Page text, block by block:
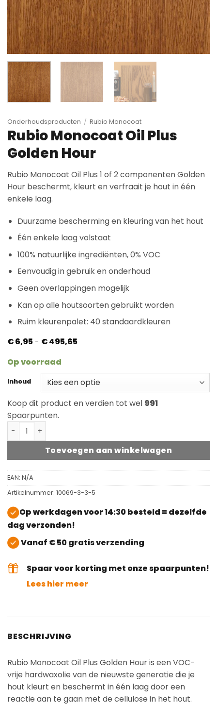
Onderhoudsproducten / Rubio Monocoat
Rubio Monocoat Oil Plus
Golden Hour
Rubio Monocoat Oil Plus 1 of 2 componenten Golden
Hour beschermt, kleurt en verfraait je hout in één
enkele laag.
Duurzame bescherming en kleuring van het hout
Één enkele laag volstaat
100% natuurlijke ingrediënten, 0% VOC
Eenvoudig in gebruik en onderhoud
Geen overlappingen mogelijk
Kan op alle houtsoorten gebruikt worden
Ruim kleurenpalet: 40 standaardkleuren
€6,95 - €495,65Prijsklasse:
Op voorraad
Inhoud
Koop dit product en verdien tot wel 991
Spaarpunten.
Rubio Monocoat Oil Plus Golden Hour aantal
Toevoegen aan winkelwagen
EAN: N/A
Artikelnummer: 10069-3-3-5
Op werkdagen voor 14:30 besteld = dezelfde
dag verzonden!
Vanaf € 50 gratis verzending
Spaar voor korting met onze spaarpunten!
Lees hier meer
BESCHRIJVING
Rubio Monocoat Oil Plus Golden Hour is een VOC-
vrije hardwaxolie van de nieuwste generatie die je
hout kleurt en beschermt in één laag door een
reactie aan te gaan met de cellulose in het hout.